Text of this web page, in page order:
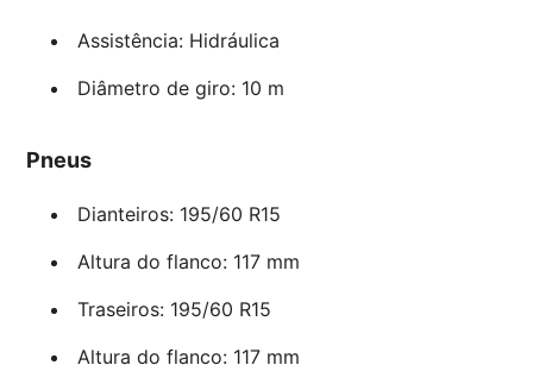
Assistência: Hidráulica
Diâmetro de giro: 10 m
Pneus
Dianteiros: 195/60 R15
Altura do flanco: 117 mm
Traseiros: 195/60 R15
Altura do flanco: 117 mm